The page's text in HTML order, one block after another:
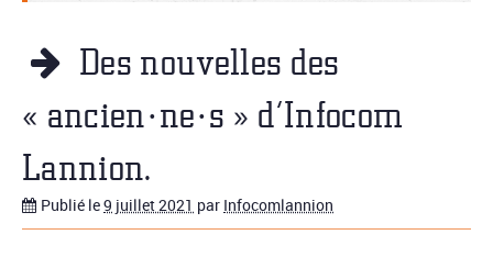
Des nouvelles des
« ancien·ne·s » d’Infocom
Lannion.
Publié le9 juillet 2021 par Infocomlannion